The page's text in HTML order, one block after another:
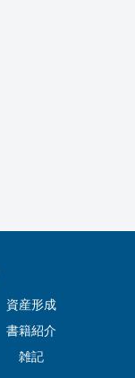
資産形成
書籍紹介
雑記